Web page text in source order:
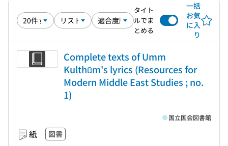
タイト
ルでま
とめる
一括
お気
に入
り
Complete texts of Umm
Kulthūm's lyrics (Resources for
Modern Middle East Studies ; no.
1)
紙 図書
国立国会図書館